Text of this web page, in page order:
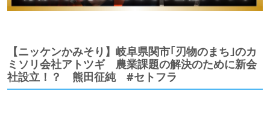
【ニッケンかみそり】岐阜県関市｢刃物のまち｣のカ
ミソリ会社アトツギ 農業課題の解決のために新会
社設立！？ 熊田征純 #セトフラ